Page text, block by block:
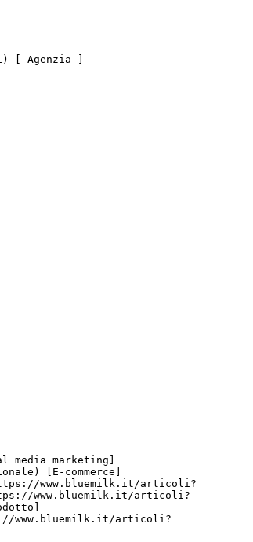
[E-commerce]
www.bluemilk.it/articoli?
www.bluemilk.it/articoli?
www.bluemilk.it/articoli?